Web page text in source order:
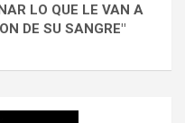
LO QUE LE VAN A
DE SU SANGRE"